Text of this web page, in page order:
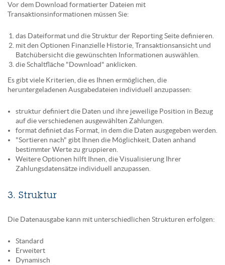
Vor dem Download formatierter Dateien mit
Transaktionsinformationen müssen Sie:
das Dateiformat und die Struktur der Reporting Seite definieren.
mit den Optionen Finanzielle Historie, Transaktionsansicht und
Batchübersicht die gewünschten Informationen auswählen.
die Schaltfläche "Download" anklicken.
Es gibt viele Kriterien, die es Ihnen ermöglichen, die
heruntergeladenen Ausgabedateien individuell anzupassen:
struktur definiert die Daten und ihre jeweilige Position in Bezug
auf die verschiedenen ausgewählten Zahlungen.
format definiet das Format, in dem die Daten ausgegeben werden.
"Sortieren nach" gibt Ihnen die Möglichkeit, Daten anhand
bestimmter Werte zu gruppieren.
Weitere Optionen hilft Ihnen, die Visualisierung Ihrer
Zahlungsdatensätze individuell anzupassen.
3. Struktur
Die Datenausgabe kann mit unterschiedlichen Strukturen erfolgen:
Standard
Erweitert
Dynamisch